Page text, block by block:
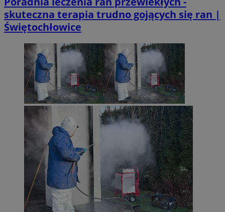
skuteczna terapia trudno gojących się ran |
Świętochłowice